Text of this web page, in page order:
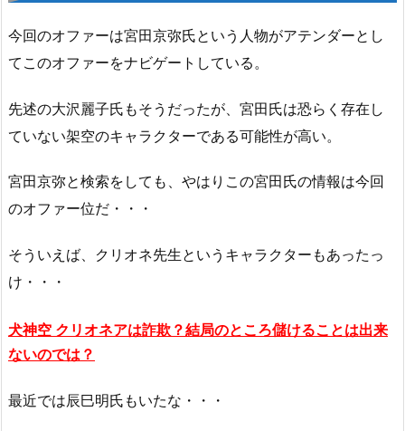
今回のオファーは宮田京弥氏という人物がアテンダーとし
てこのオファーをナビゲートしている。
先述の大沢麗子氏もそうだったが、宮田氏は恐らく存在し
ていない架空のキャラクターである可能性が高い。
宮田京弥と検索をしても、やはりこの宮田氏の情報は今回
のオファー位だ・・・
そういえば、クリオネ先生というキャラクターもあったっ
け・・・
犬神空 クリオネアは詐欺？結局のところ儲けることは出来
ないのでは？
最近では辰巳明氏もいたな・・・